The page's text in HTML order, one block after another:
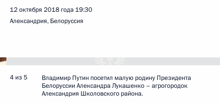
12 октября 2018 года 19:30
Александрия, Белоруссия
4 из 5
Владимир Путин посетил малую родину Президента
Белоруссии Александра Лукашенко – агрогородок
Александрия Школовского района.